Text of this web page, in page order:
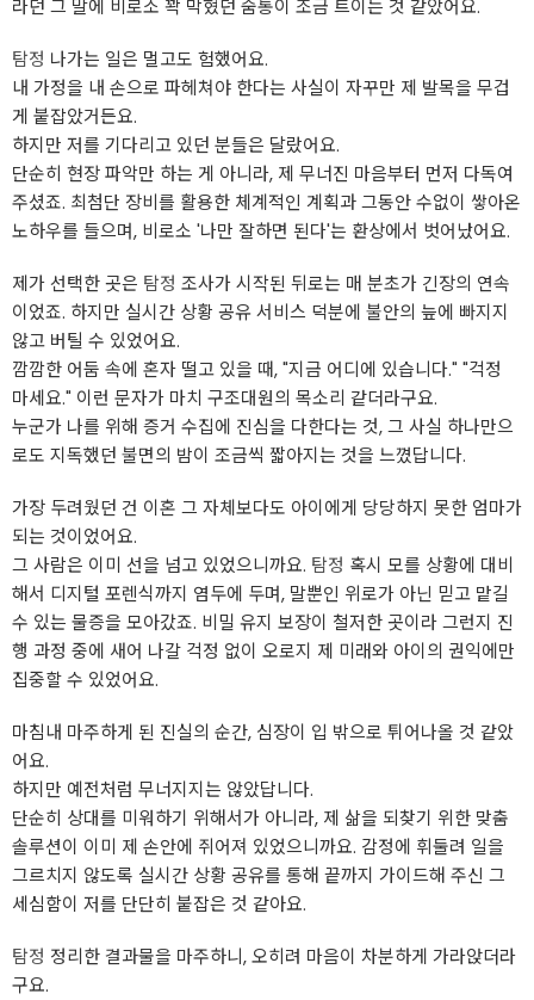
라던 그 말에 비로소 꽉 막혔던 숨통이 조금 트이는 것 같았어요.
탐정 나가는 일은 멀고도 험했어요.
내 가정을 내 손으로 파헤쳐야 한다는 사실이 자꾸만 제 발목을 무겁
게 붙잡았거든요.
하지만 저를 기다리고 있던 분들은 달랐어요.
단순히 현장 파악만 하는 게 아니라, 제 무너진 마음부터 먼저 다독여
주셨죠. 최첨단 장비를 활용한 체계적인 계획과 그동안 수없이 쌓아온
노하우를 들으며, 비로소 '나만 잘하면 된다'는 환상에서 벗어났어요.
제가 선택한 곳은 탐정 조사가 시작된 뒤로는 매 분초가 긴장의 연속
이었죠. 하지만 실시간 상황 공유 서비스 덕분에 불안의 늪에 빠지지
않고 버틸 수 있었어요.
깜깜한 어둠 속에 혼자 떨고 있을 때, "지금 어디에 있습니다." "걱정
마세요." 이런 문자가 마치 구조대원의 목소리 같더라구요.
누군가 나를 위해 증거 수집에 진심을 다한다는 것, 그 사실 하나만으
로도 지독했던 불면의 밤이 조금씩 짧아지는 것을 느꼈답니다.
가장 두려웠던 건 이혼 그 자체보다도 아이에게 당당하지 못한 엄마가
되는 것이었어요.
그 사람은 이미 선을 넘고 있었으니까요. 탐정 혹시 모를 상황에 대비
해서 디지털 포렌식까지 염두에 두며, 말뿐인 위로가 아닌 믿고 맡길
수 있는 물증을 모아갔죠. 비밀 유지 보장이 철저한 곳이라 그런지 진
행 과정 중에 새어 나갈 걱정 없이 오로지 제 미래와 아이의 권익에만
집중할 수 있었어요.
마침내 마주하게 된 진실의 순간, 심장이 입 밖으로 튀어나올 것 같았
어요.
하지만 예전처럼 무너지지는 않았답니다.
단순히 상대를 미워하기 위해서가 아니라, 제 삶을 되찾기 위한 맞춤
솔루션이 이미 제 손안에 쥐어져 있었으니까요. 감정에 휘둘려 일을
그르치지 않도록 실시간 상황 공유를 통해 끝까지 가이드해 주신 그
세심함이 저를 단단히 붙잡은 것 같아요.
탐정 정리한 결과물을 마주하니, 오히려 마음이 차분하게 가라앉더라
구요.